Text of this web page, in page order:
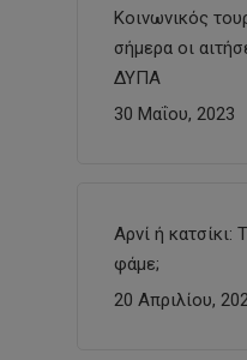
Κοινωνικός
σήμερα οι
ΔΥΠΑ
30 Μαΐου, 2023
Αρνί ή κατσίκι:
φάμε;
20 Απριλίου,